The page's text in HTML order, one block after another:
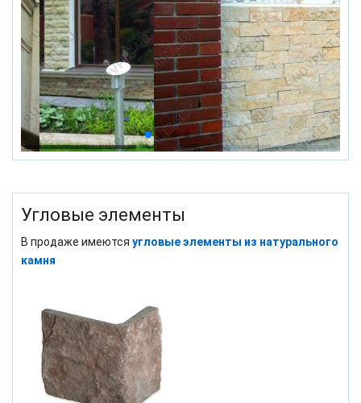
Угловые элементы
В продаже имеются угловые элементы из натурального
камня